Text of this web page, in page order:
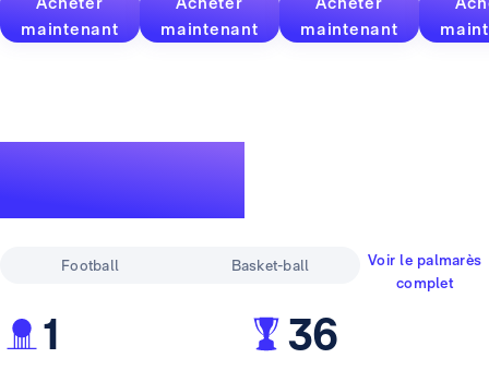
maintenant
maintenant
maintenant
Football Basket-ball
Voir le palmarès
complet
1 36